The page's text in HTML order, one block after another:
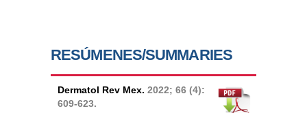
RESÚMENES/SUMMARIES
Dermatol Rev Mex. 2022; 66 (4):
609-623.